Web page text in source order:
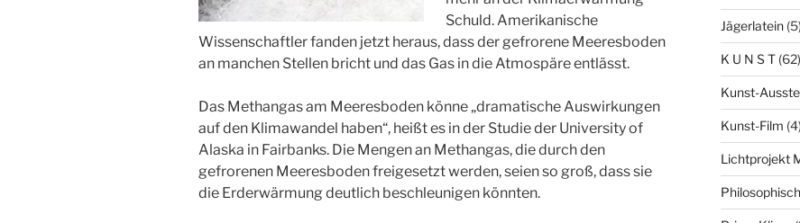
Schuld. Amerikanische
Wissenschaftler fanden jetzt heraus, dass der gefrorene Meeresboden
an manchen Stellen bricht und das Gas in die Atmospäre entlässt.
Das Methangas am Meeresboden könne „dramatische Auswirkungen
auf den Klimawandel haben“, heißt es in der Studie der University of
Alaska in Fairbanks. Die Mengen an Methangas, die durch den
gefrorenen Meeresboden freigesetzt werden, seien so groß, dass sie
die Erderwärmung deutlich beschleunigen könnten.
Jägerlatein(5)
K U N S T(62)
Kunst-
Kunst-Film (4)
Lichtprojekt